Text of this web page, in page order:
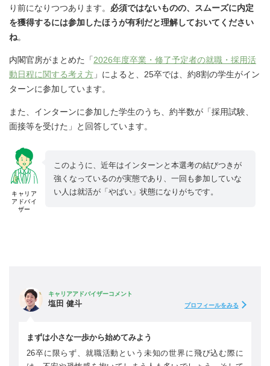
り前になりつつあります。 必須ではないものの、スムーズに内定
を獲得するには参加したほうが有利だと理解しておいてください
ね。
内閣官房がまとめた「2026年度卒業・修了予定者の就職・採用活
動日程に関する考え方 」によると、25卒では、約8割の学生がイン
ターンに参加しています。
また、インターンに参加した学生のうち、約半数が「採用試験、
面接等を受けた」と回答しています。
キャリア
アドバイ
ザー
このように、近年はインターンと本選考の結びつきが
強くなっているのが実態であり、一回も参加していな
い人は就活が「やばい」状態になりがちです。
キャリアアドバイザーコメント
塩田 健斗 プロフィールをみる
まずは小さな一歩から始めてみよう
26卒に限らず、就職活動という未知の世界に飛び込む際に